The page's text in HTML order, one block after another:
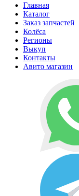
Главная
Каталог
Заказ запчастей
Колёса
Регионы
Выкуп
Контакты
Авито магазин